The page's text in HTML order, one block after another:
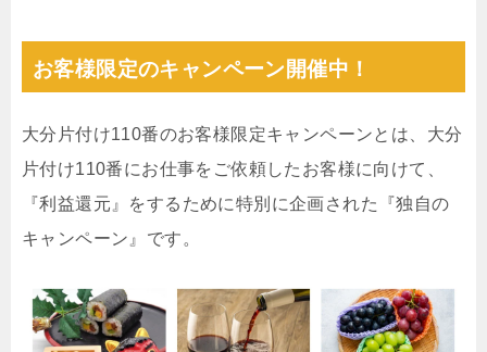
お客様限定のキャンペーン開催中！
大分片付け110番のお客様限定キャンペーンとは、大分
片付け110番にお仕事をご依頼したお客様に向けて、
『利益還元』をするために特別に企画された『独自の
キャンペーン』です。